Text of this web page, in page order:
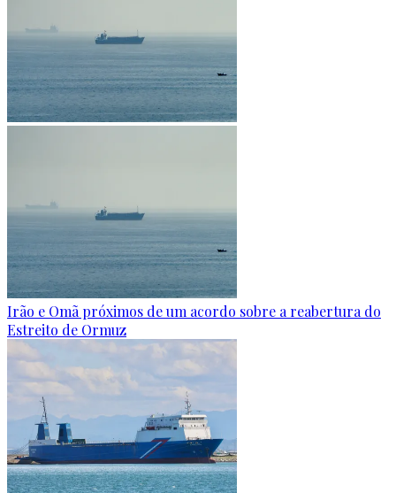
Irão e Omã próximos de um acordo sobre a reabertura do
Estreito de Ormuz